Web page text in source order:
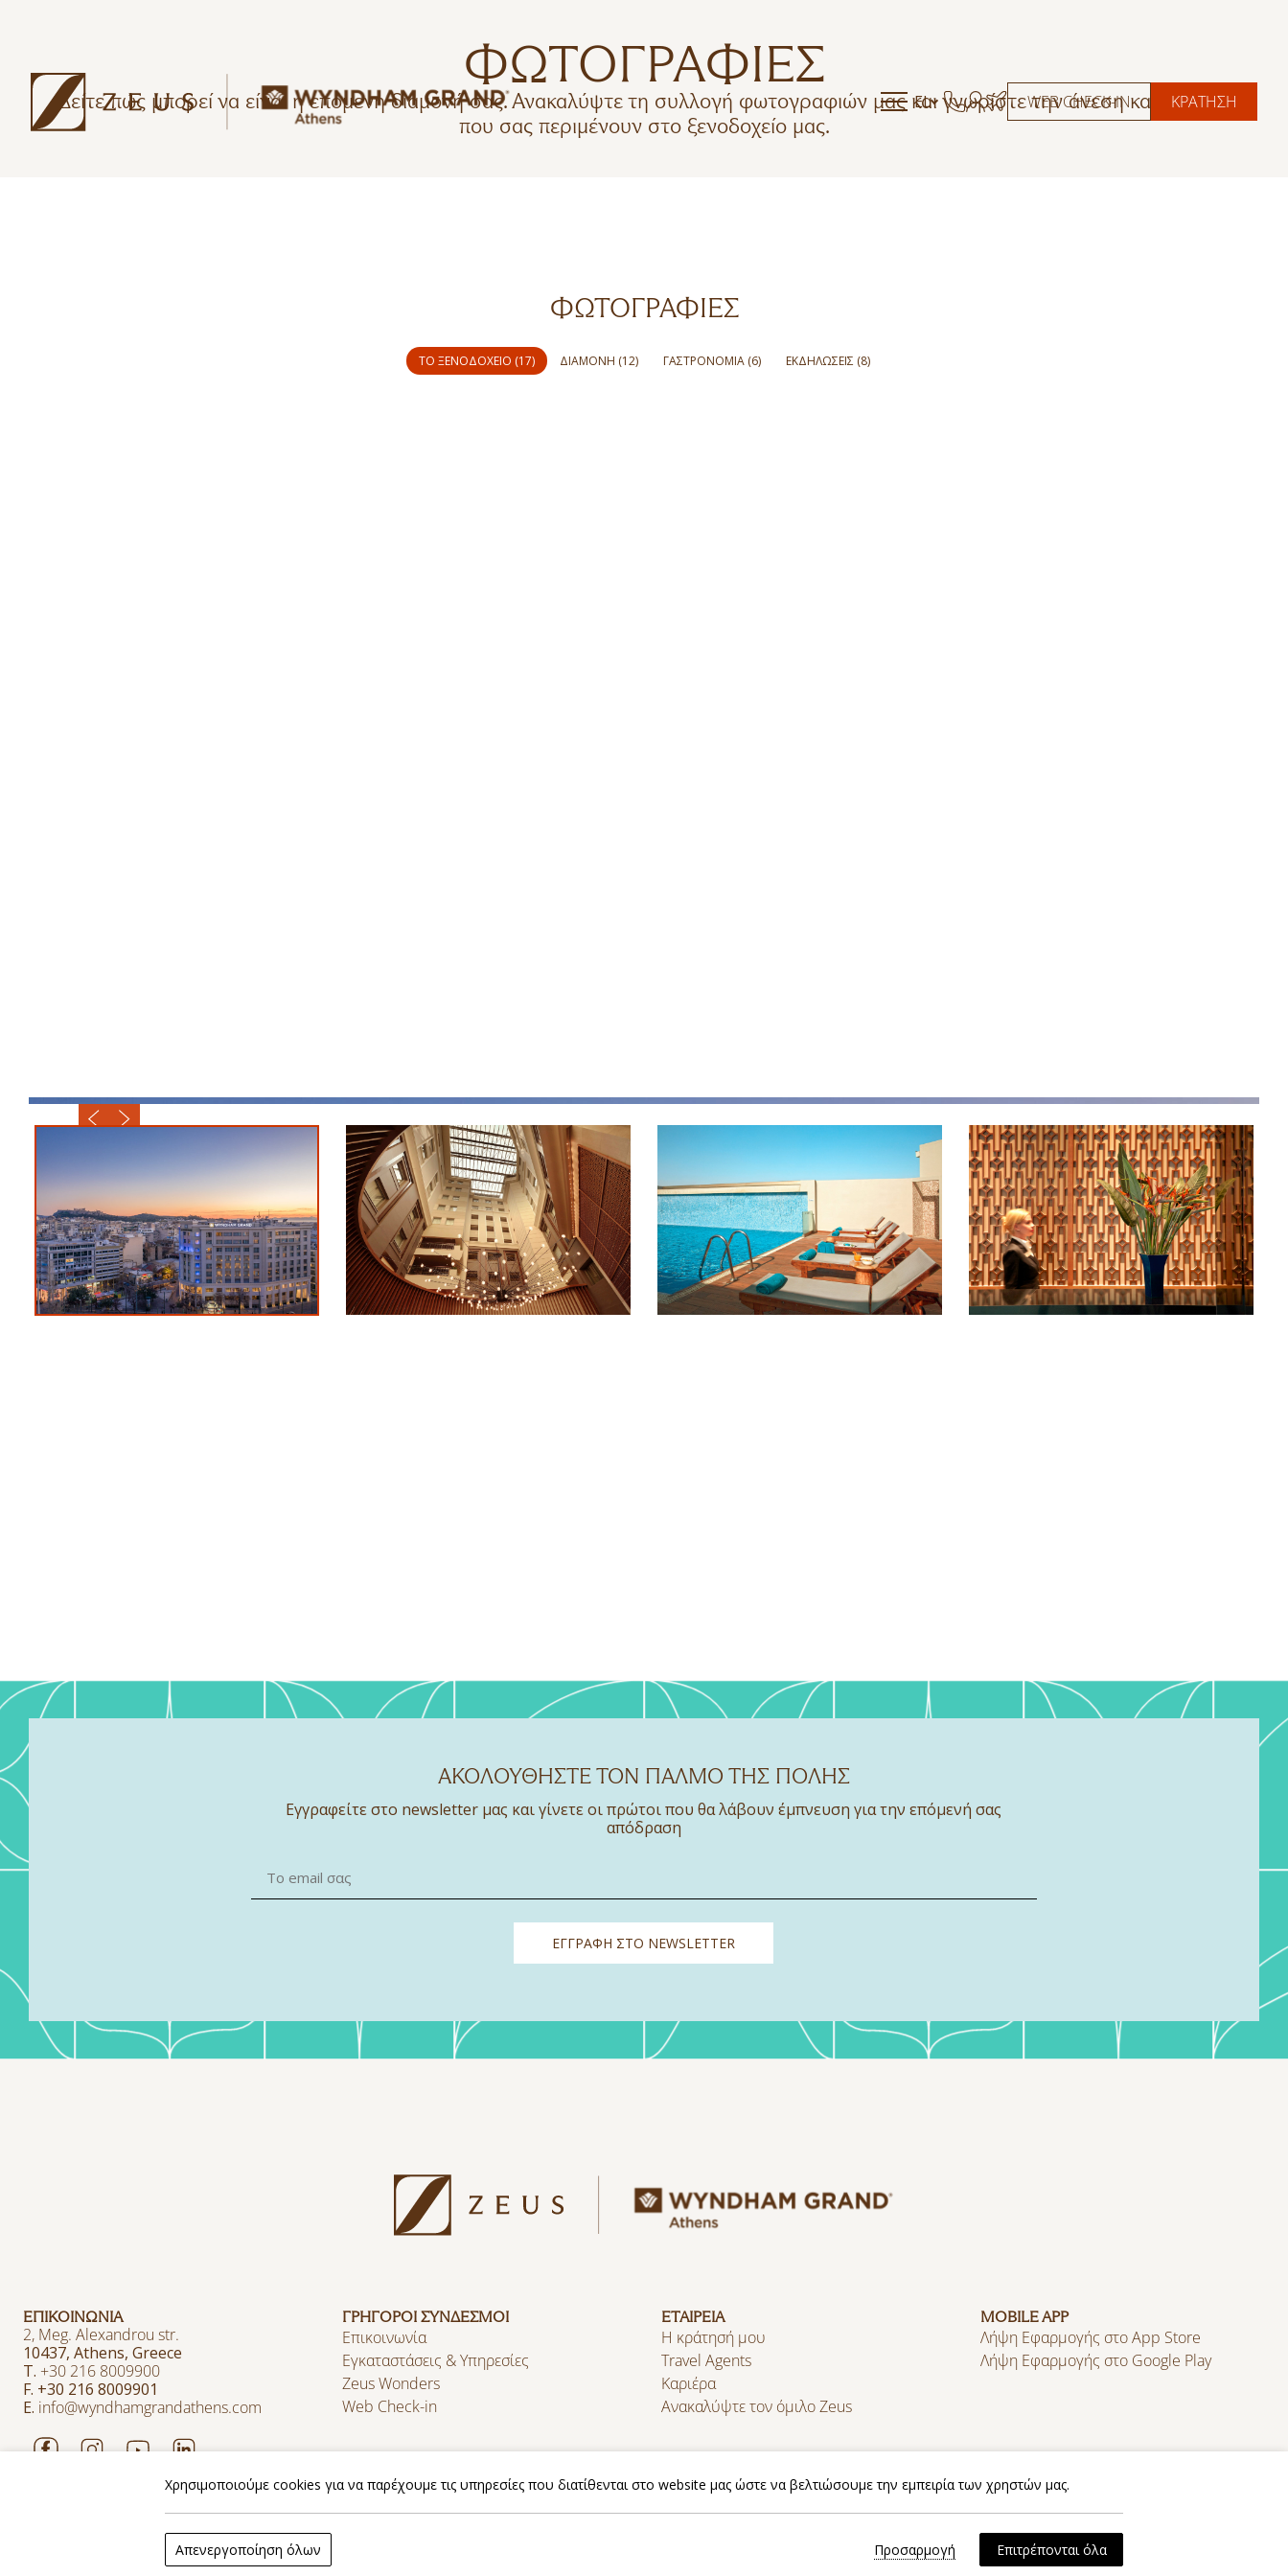
EL WEB CHECK-IN ΚΡΑΤΗΣΗ
ΦΩΤΟΓΡΑΦΙΕΣ
Δείτε πώς μπορεί να είναι η επόμενη διαμονή σας. Ανακαλύψτε τη συλλογή φωτογραφιών μας και γνωρίστε την άνεση και το στυλ
που σας περιμένουν στο ξενοδοχείο μας.
ΦΩΤΟΓΡΑΦΊΕΣ
ΤΟ ΞΕΝΟΔΟΧΕΊΟ (17) ΔΙΑΜΟΝΉ (12) ΓΑΣΤΡΟΝΟΜΊΑ (6) ΕΚΔΗΛΏΣΕΙΣ (8)
ΑΚΟΛΟΥΘΗΣΤΕ ΤΟΝ ΠΑΛΜΟ ΤΗΣ ΠΟΛΗΣ
Εγγραφείτε στο newsletter μας και γίνετε οι πρώτοι που θα λάβουν έμπνευση για την επόμενή σας
απόδραση
ΕΓΓΡΑΦΗ ΣΤΟ NEWSLETTER
ΕΠΙΚΟΙΝΩΝΙΑ
2, Meg. Alexandrou str.
10437, Athens, Greece
T. +30 216 8009900
F. +30 216 8009901
E. info@wyndhamgrandathens.com
ΓΡΗΓΟΡΟΙ ΣΥΝΔΕΣΜΟΙ
Επικοινωνία
Εγκαταστάσεις & Υπηρεσίες
Zeus Wonders
Web Check-in
ΕΤΑΙΡΕΙΑ
Η κράτησή μου
Travel Agents
Καριέρα
Ανακαλύψτε τον όμιλο Zeus
MOBILE APP
Λήψη Εφαρμογής στο App Store
Λήψη Εφαρμογής στο Google Play
2026 @ Zeus Wyndham Grand Athens. All rights reserved.
Πολιτική Cookies
Χρησιμοποιούμε cookies για να παρέχουμε τις υπηρεσίες που διατίθενται στο website μας ώστε να βελτιώσουμε την εμπειρία των χρηστών μας.
Επιτρέπονται όλα
Προσαρμογή
Απενεργοποίηση όλων